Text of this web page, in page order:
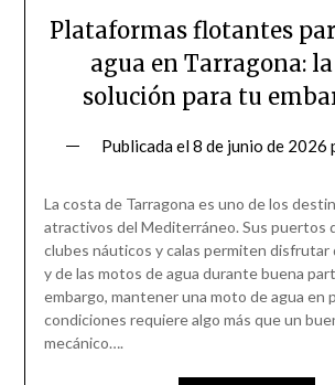
Plataformas flotantes
agua en Tarragona:
solución para tu
Publicada el8 de junio de 2026
La costa de Tarragona es uno de los
atractivos del Mediterráneo. Sus puertos
clubes náuticos y calas permiten disfrutar
y de las motos de agua durante buena
embargo, mantener una moto de agua en
condiciones requiere algo más que un
mecánico….